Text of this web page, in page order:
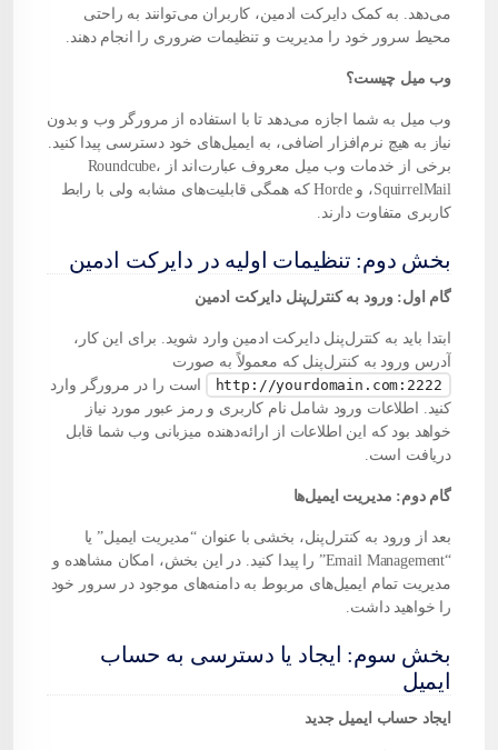
می‌دهد. به کمک دایرکت ادمین، کاربران می‌توانند به راحتی
محیط سرور خود را مدیریت و تنظیمات ضروری را انجام دهند.
وب میل چیست؟
وب میل به شما اجازه می‌دهد تا با استفاده از مرورگر وب و بدون
نیاز به هیچ نرم‌افزار اضافی، به ایمیل‌های خود دسترسی پیدا کنید.
برخی از خدمات وب میل معروف عبارت‌اند از Roundcube،
SquirrelMail، و Horde که همگی قابلیت‌های مشابه ولی با رابط
کاربری متفاوت دارند.
بخش دوم: تنظیمات اولیه در دایرکت ادمین
گام اول: ورود به کنترل‌پنل دایرکت ادمین
ابتدا باید به کنترل‌پنل دایرکت ادمین وارد شوید. برای این کار،
آدرس ورود به کنترل‌پنل که معمولاً به صورت
http://yourdomain.com:2222
است را در مرورگر وارد
کنید. اطلاعات ورود شامل نام کاربری و رمز عبور مورد نیاز
خواهد بود که این اطلاعات از ارائه‌دهنده میزبانی وب شما قابل
دریافت است.
گام دوم: مدیریت ایمیل‌ها
بعد از ورود به کنترل‌پنل، بخشی با عنوان “مدیریت ایمیل” یا
“Email Management” را پیدا کنید. در این بخش، امکان مشاهده و
مدیریت تمام ایمیل‌های مربوط بهدامنه‌های موجود در سرور خود
را خواهید داشت.
بخش سوم: ایجاد یا دسترسی به حساب
ایمیل
ایجاد حساب ایمیل جدید